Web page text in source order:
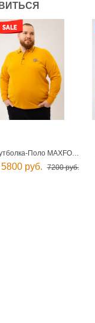
Футболка-Поло MAXFORT мужская
5800 руб. 7200 руб.